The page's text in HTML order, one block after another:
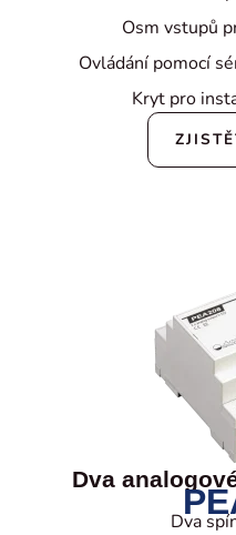
Osm vstupů
Ovládání pomocí
Kryt pro
Dva
Dva